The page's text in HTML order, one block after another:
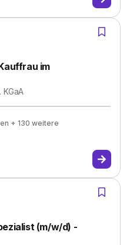
im
KGaA
+ 130 weitere
(m/w/d) -